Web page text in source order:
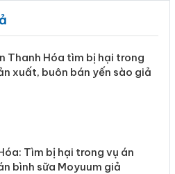
Thanh Hóa tìm bị hại trong
xuất, buôn bán yến sào giả
Tìm bị hại trong vụ án
bình sữa Moyuum giả